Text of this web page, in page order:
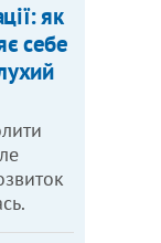
як
себе